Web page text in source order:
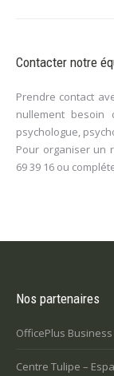
Contacter notre
Prendre contact
nullement besoin
psychologue,
Pour organiser un
69 39 16 ou
Nos partenaires
OfficePlus
Centre Tulipe –